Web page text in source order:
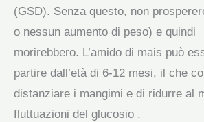
(GSD). Senza questo, non
o nessun aumento di peso) e quindi
morirebbero. L’amido di mais può
partire dall’età di 6-12 mesi, il che
distanziare i mangimi e di ridurre al
fluttuazioni del glucosio .